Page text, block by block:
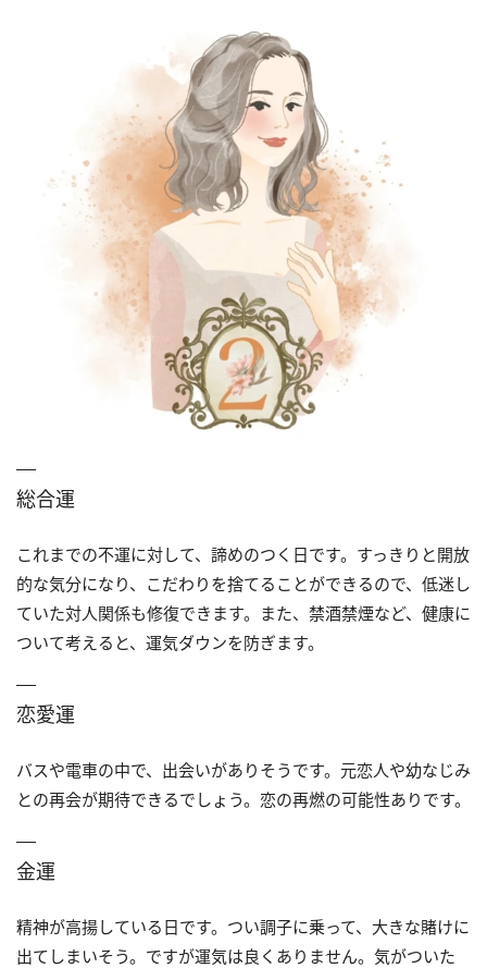
総合運
これまでの不運に対して、諦めのつく日です。すっきりと開放
的な気分になり、こだわりを捨てることができるので、低迷し
ていた対人関係も修復できます。また、禁酒禁煙など、健康に
ついて考えると、運気ダウンを防ぎます。
恋愛運
バスや電車の中で、出会いがありそうです。元恋人や幼なじみ
との再会が期待できるでしょう。恋の再燃の可能性ありです。
金運
精神が高揚している日です。つい調子に乗って、大きな賭けに
出てしまいそう。ですが運気は良くありません。気がついた